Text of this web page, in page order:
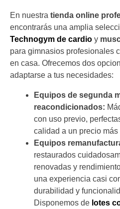
En nuestra tienda online
encontrarás una amplia
Technogym de cardio y
para gimnasios profesionales
en casa. Ofrecemos dos
adaptarse a tus necesidades:
Equipos de segunda
reacondicionados:
con uso previo,
calidad a un precio más
Equipos
restaurados
renovadas y
una experiencia casi
durabilidad y
Disponemos de lotes